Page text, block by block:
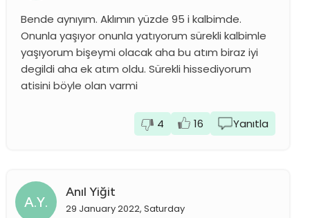
Bende aynıyım. Aklımın yüzde 95 i kalbimde.
Onunla yaşıyor onunla yatıyorum sürekli kalbimle
yaşıyorum bişeymi olacak aha bu atım biraz iyi
degildi aha ek atım oldu. Sürekli hissediyorum
atisini böyle olan varmi
4 16 Yanıtla
A.Y.
Anıl Yiğit
29 January 2022, Saturday